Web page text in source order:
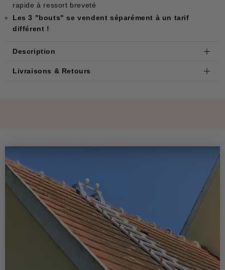
rapide à ressort breveté
Les 3 "bouts" se vendent séparément à un tarif
différent !
Description
Livraisons & Retours